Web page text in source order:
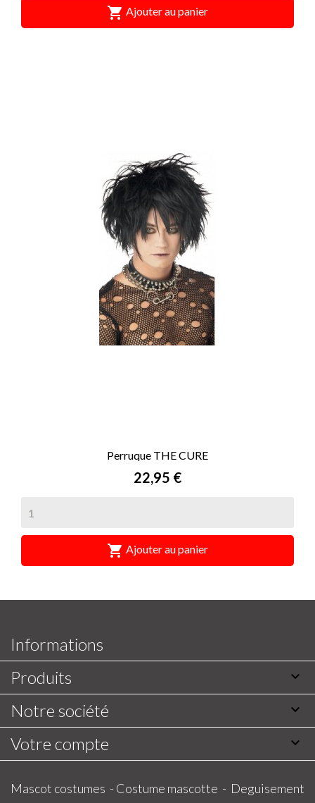
 Ajouter au panier
Perruque THE CURE
Prix
22,95 €
 Ajouter au panier
Informations
Produits

Notre société 
Votre compte 
Mascot costumes - Costume mascotte - Deguisement